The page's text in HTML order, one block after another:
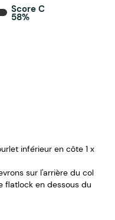
Score C
58%
inférieur en côte 1 x
sur l'arrière du col
flatlock en dessous du
l'arrière du col